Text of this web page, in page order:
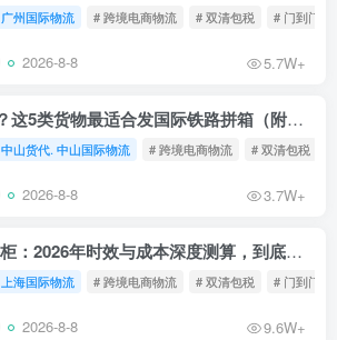
广州国际物流 # 跨境电商物流 # 双清包税 # 门到门物
2026-8-8 5.7W+
去欧洲散货走铁路？这5类货物最适合发国际铁路拼箱（附禁运清单）
中山货代. 中山国际物流 # 跨境电商物流 # 双清包税
2026-8-8 3.7W+
铁路拼箱VS海运整柜：2026年时效与成本深度测算，到底能省多少钱？
上海国际物流 # 跨境电商物流 # 双清包税 # 门到门物
2026-8-8 9.6W+